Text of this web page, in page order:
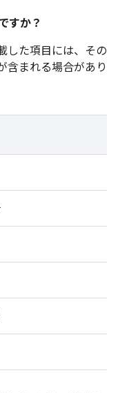
すか？
した項目には、その
含まれる場合があり